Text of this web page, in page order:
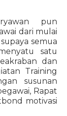
pun
dari mulai
semua
satu
dan
Training
susunan
Rapat
motivasi